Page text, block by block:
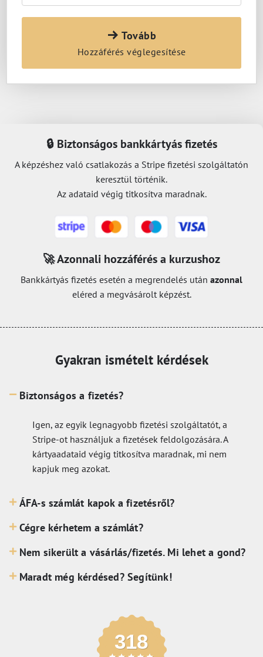
Tovább
Hozzáférés véglegesítése
🔒 Biztonságos bankkártyás fizetés
A képzéshez való csatlakozás a Stripe fizetési szolgáltatón
keresztül történik.
Az adataid végig titkosítva maradnak.
🚀 Azonnali hozzáférés a kurzushoz
Bankkártyás fizetés esetén a megrendelés után azonnal
eléred a megvásárolt képzést.
Gyakran ismételt kérdések
Biztonságos a fizetés?
Igen, az egyik legnagyobb fizetési szolgáltatót, a
Stripe-ot használjuk a fizetések feldolgozására. A
kártyaadataid végig titkosítva maradnak, mi nem
kapjuk meg azokat.
ÁFA-s számlát kapok a fizetésről?
Cégre kérhetem a számlát?
Nem sikerült a vásárlás/fizetés. Mi lehet a gond?
Maradt még kérdésed? Segítünk!
318